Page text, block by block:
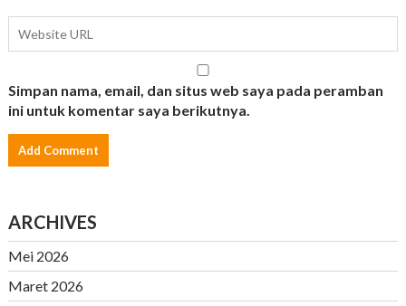
Simpan nama, email, dan situs web saya pada peramban
ini untuk komentar saya berikutnya.
ARCHIVES
Mei 2026
Maret 2026